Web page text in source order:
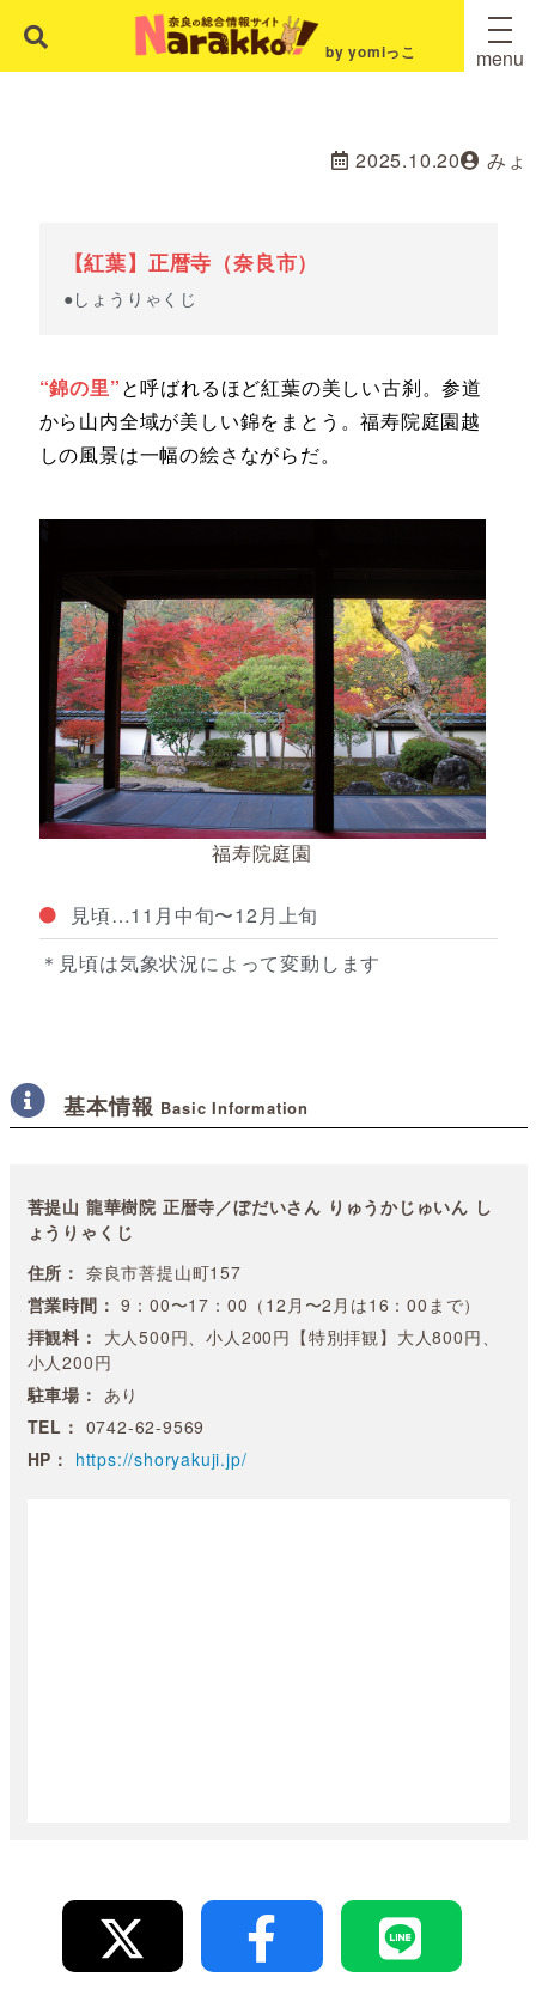
by yomiっこ menu
2025.10.20 みょ
【紅葉】正暦寺（奈良市）
●しょうりゃくじ
“錦の里”と呼ばれるほど紅葉の美しい古刹。参道
から山内全域が美しい錦をまとう。福寿院庭園越
しの風景は一幅の絵さながらだ。
福寿院庭園
見頃…11月中旬〜12月上旬
＊見頃は気象状況によって変動します
基本情報 Basic Information
菩提山 龍華樹院 正暦寺／ぼだいさん りゅうかじゅいん し
ょうりゃくじ
住所： 奈良市菩提山町157
営業時間： 9：00〜17：00（12月〜2月は16：00まで）
拝観料： 大人500円、小人200円【特別拝観】大人800円、
小人200円
駐車場： あり
TEL： 0742-62-9569
HP： https://shoryakuji.jp/